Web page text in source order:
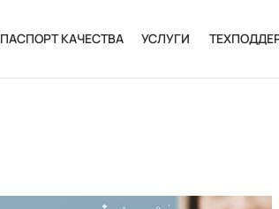
ПАСПОРТ КАЧЕСТВА УСЛУГИ